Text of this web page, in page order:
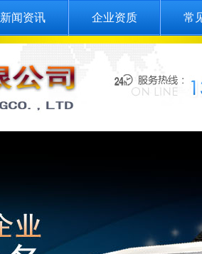
新闻资讯 企业资质 常